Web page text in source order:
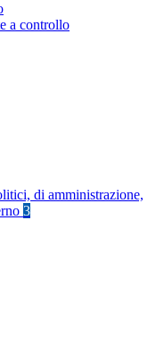
a controllo
di amministrazione,
3